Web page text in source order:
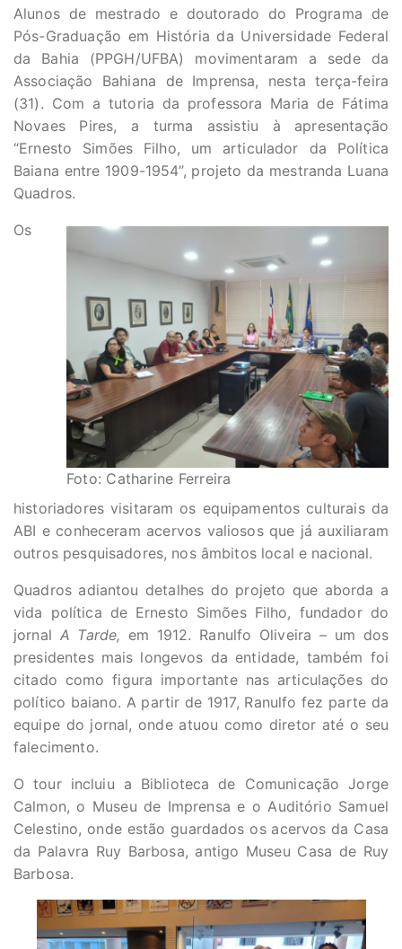
Alunos de mestrado e doutorado do Programa de
Pós-Graduação em História da Universidade Federal
da Bahia (PPGH/UFBA) movimentaram a sede da
Associação Bahiana de Imprensa, nesta terça-feira
(31). Com a tutoria da professora Maria de Fátima
Novaes Pires, a turma assistiu à apresentação
“Ernesto Simões Filho, um articulador da Política
Baiana entre 1909-1954”, projeto da mestranda Luana
Quadros.
Foto: Catharine Ferreira
Os
historiadores visitaram os equipamentos culturais da
ABI e conheceram acervos valiosos que já auxiliaram
outros pesquisadores, nos âmbitos local e nacional.
Quadros adiantou detalhes do projeto que aborda a
vida política de Ernesto Simões Filho, fundador do
jornal A Tarde, em 1912. Ranulfo Oliveira – um dos
presidentes mais longevos da entidade, também foi
citado como figura importante nas articulações do
político baiano. A partir de 1917, Ranulfo fez parte da
equipe do jornal, onde atuou como diretor até o seu
falecimento.
O tour incluiu a Biblioteca de Comunicação Jorge
Calmon, o Museu de Imprensa e o Auditório Samuel
Celestino, onde estão guardados os acervos da Casa
da Palavra Ruy Barbosa, antigo Museu Casa de Ruy
Barbosa.